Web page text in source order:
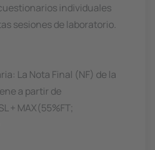
individuales
sesiones de laboratorio.
La Nota Final (NF) de la
a partir de
+ MAX(55%FT;